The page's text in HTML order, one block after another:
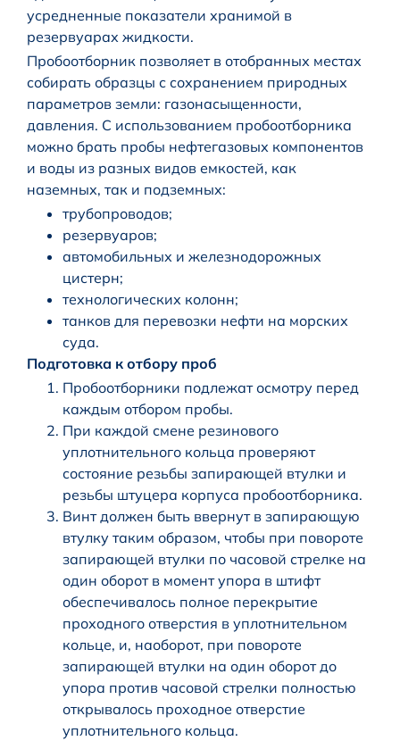
усредненные показатели хранимой в
резервуарах жидкости.
Пробоотборник позволяет в отобранных местах
собирать образцы с сохранением природных
параметров земли: газонасыщенности,
давления. С использованием пробоотборника
можно брать пробы нефтегазовых компонентов
и воды из разных видов емкостей, как
наземных, так и подземных:
трубопроводов;
резервуаров;
автомобильных и железнодорожных
цистерн;
технологических колонн;
танков для перевозки нефти на морских
суда.
Подготовка к отбору проб
Пробоотборники подлежат осмотру перед
каждым отбором пробы.
При каждой смене резинового
уплотнительного кольца проверяют
состояние резьбы запирающей втулки и
резьбы штуцера корпуса пробоотборника.
Винт должен быть ввернут в запирающую
втулку таким образом, чтобы при повороте
запирающей втулки по часовой стрелке на
один оборот в момент упора в штифт
обеспечивалось полное перекрытие
проходного отверстия в уплотнительном
кольце, и, наоборот, при повороте
запирающей втулки на один оборот до
упора против часовой стрелки полностью
открывалось проходное отверстие
уплотнительного кольца.